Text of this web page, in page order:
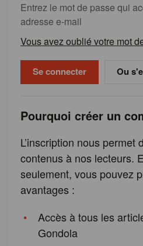
Entrez le mot de passe qui
adresse e-mail
Vous avez oublié votre mot
Ou
Pourquoi créer un
L’inscription nous permet
contenus à nos lecteurs.
seulement, vous pouvez
avantages :
Accès à tous les
Gondola